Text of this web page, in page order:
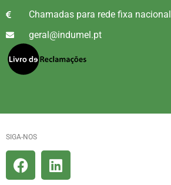
Chamadas para rede fixa nacional
geral@indumel.pt
SIGA-NOS